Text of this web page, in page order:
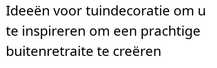
Ideeën voor tuindecoratie om u
te inspireren om een prachtige
buitenretraite te creëren